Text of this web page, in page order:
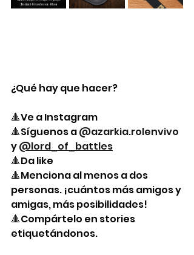
¿Qué hay que hacer?
🔺Ve a Instagram
🔺Síguenos a @azarkia.rolenvivo
y @lord_of_battles
🔺Da like
🔺Menciona al menos a dos
personas. ¡cuántos más amigos y
amigas, más posibilidades!
🔺Compártelo en stories
etiquetándonos.